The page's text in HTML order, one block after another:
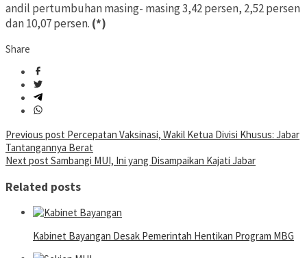
andil pertumbuhan masing- masing 3,42 persen, 2,52 persen
dan 10,07 persen. (*)
Share
Post
navigation
Previous post Percepatan Vaksinasi, Wakil Ketua Divisi Khusus: Jabar
Tantangannya Berat
Next post Sambangi MUI, Ini yang Disampaikan Kajati Jabar
Related posts
Kabinet Bayangan Desak Pemerintah Hentikan Program MBG